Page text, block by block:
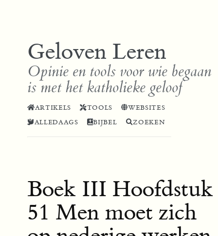
Geloven Leren
Opinie en tools voor wie begaan
is met het katholieke geloof
ARTIKELS TOOLS
WEBSITES
ALLEDAAGS
BIJBEL ZOEKEN
Boek III Hoofdstuk
51 Men moet zich